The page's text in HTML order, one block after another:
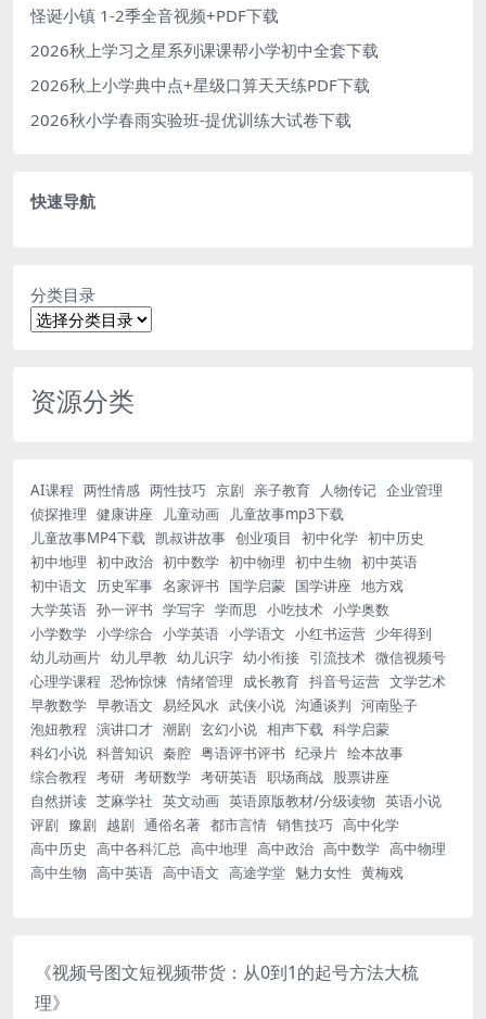
怪诞小镇 1-2季全音视频+PDF下载
2026秋上学习之星系列课课帮小学初中全套下载
2026秋上小学典中点+星级口算天天练PDF下载
2026秋小学春雨实验班-提优训练大试卷下载
快速导航
分类目录
资源分类
AI课程 两性情感 两性技巧 京剧 亲子教育 人物传记 企业管理
侦探推理 健康讲座 儿童动画
儿童故事mp3下载
儿童故事MP4下载 凯叔讲故事 创业项目 初中化学 初中历史
初中地理 初中政治 初中数学 初中物理 初中生物 初中英语
初中语文
历史军事 名家评书 国学启蒙 国学讲座 地方戏
大学英语 孙一评书 学写字 学而思 小吃技术 小学奥数
小学数学 小学综合 小学英语 小学语文 小红书运营 少年得到
幼儿动画片 幼儿早教 幼儿识字 幼小衔接 引流技术 微信视频号
心理学课程 恐怖惊悚 情绪管理 成长教育 抖音号运营 文学艺术
早教数学 早教语文 易经风水 武侠小说 沟通谈判 河南坠子
泡妞教程 演讲口才 潮剧 玄幻小说 相声下载 科学启蒙
科幻小说 科普知识 秦腔 粤语评书评书 纪录片 绘本故事
综合教程 考研 考研数学 考研英语 职场商战 股票讲座
自然拼读 芝麻学社 英文动画 英语原版教材/分级读物 英语小说
评剧 豫剧 越剧 通俗名著 都市言情 销售技巧 高中化学
高中历史
高中各科汇总 高中地理 高中政治 高中数学 高中物理
高中生物 高中英语 高中语文 高途学堂 魅力女性 黄梅戏
《视频号图文短视频带货：从0到1的起号方法大梳
理》